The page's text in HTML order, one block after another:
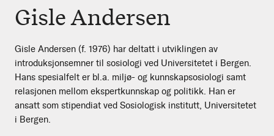
Gisle Andersen
Gisle Andersen (f. 1976) har deltatt i utviklingen av
introduksjonsemner til sosiologi ved Universitetet i Bergen.
Hans spesialfelt er bl.a. miljø- og kunnskapsosiologi samt
relasjonen mellom ekspertkunnskap og politikk. Han er
ansatt som stipendiat ved Sosiologisk institutt, Universitetet
i Bergen.